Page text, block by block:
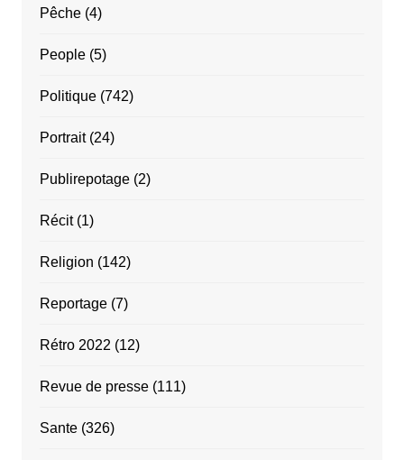
Pêche(4)
People(5)
Politique(742)
Portrait(24)
Publirepotage(2)
Récit(1)
Religion (142)
Reportage(7)
Rétro 2022 (12)
Revue de presse(111)
Sante(326)